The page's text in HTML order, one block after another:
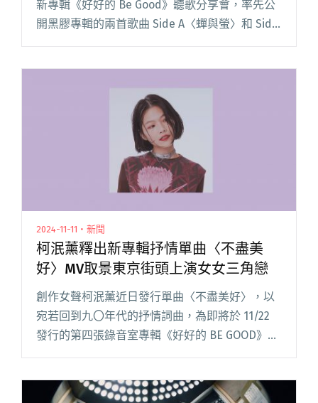
新專輯《好好的 Be Good》聽歌分享會，率先公
開黑膠專輯的兩首歌曲 Side A〈蟬與螢〉和 Side
膠版本12/26台北Legacy演唱會當天販售"
2024-11-11・新聞
柯泯薰釋出新專輯抒情單曲〈不盡美
好〉MV取景東京街頭上演女女三角戀
創作女聲柯泯薰近日發行單曲〈不盡美好〉，以
宛若回到九〇年代的抒情詞曲，為即將於 11/22
發行的第四張錄音室專輯《好好的 BE GOOD》預
熱。歌曲 MV 也已同步上架，影像由法國導演
全文 "柯泯薰釋出新專輯抒情單曲〈不盡美好〉